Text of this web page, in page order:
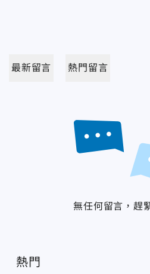
最新留言 熱門留言
無任何留言，趕
熱門